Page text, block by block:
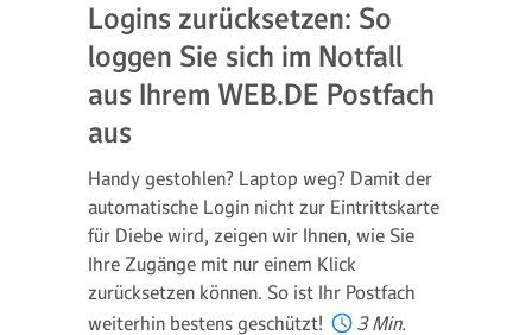
Logins zurücksetzen: So
loggen Sie sich im Notfall
aus Ihrem WEB.DE Postfach
aus
Handy gestohlen? Laptop weg? Damit der
automatische Login nicht zur Eintrittskarte
für Diebe wird, zeigen wir Ihnen, wie Sie
Ihre Zugänge mit nur einem Klick
zurücksetzen können. So ist Ihr Postfach
weiterhin bestens geschützt!
3 Min.